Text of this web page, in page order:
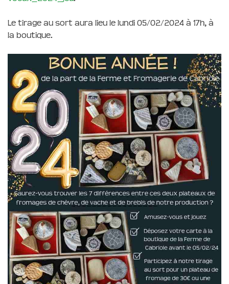
Le tirage au sort aura lieu le lundi 05/02/2024 à 17h, à
la boutique.